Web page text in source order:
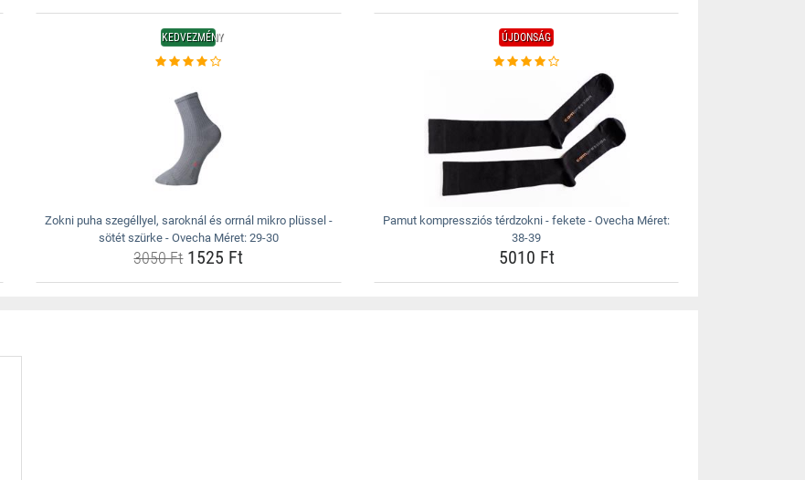
KEDVEZMÉNY
Zokni puha szegéllyel, saroknál és orrnál mikro plüssel -
sötét szürke - Ovecha Méret: 29-30
3050 Ft1525 Ft
ÚJDONSÁG
Pamut kompressziós térdzokni - fekete - Ovecha Méret:
38-39
5010 Ft